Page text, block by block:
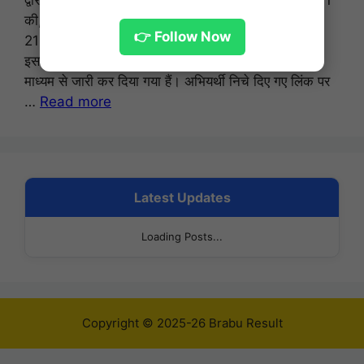
की, बी.टेक/बी.आर्क इंजीनियरिंग पाठ्यक्रमों की लिखित परीक्षा
21-29 जनवरी, 2026 तक आयोजित करवाई गई थी। अब
इसका रिजल्ट 16 फरवरी 2026 को ऑफिसियल वेबसाइट के
माध्यम से जारी कर दिया गया हैं। अभियर्थी निचे दिए गए लिंक पर
… Read more
Latest Updates
Loading Posts...
Copyright © 2025-26 Brabu Result
👉 Follow Now